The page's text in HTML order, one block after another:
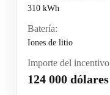
310 kWh
Batería:
Iones de litio
Importe del incentivo
124 000 dólares